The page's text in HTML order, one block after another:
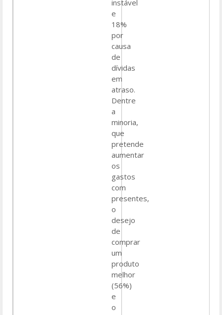
instável
e
18%
por
causa
de
dívidas
em
atraso.
Dentre
a
minoria,
que
pretende
aumentar
os
gastos
com
presentes,
o
desejo
de
comprar
um
produto
melhor
(56%)
e
o